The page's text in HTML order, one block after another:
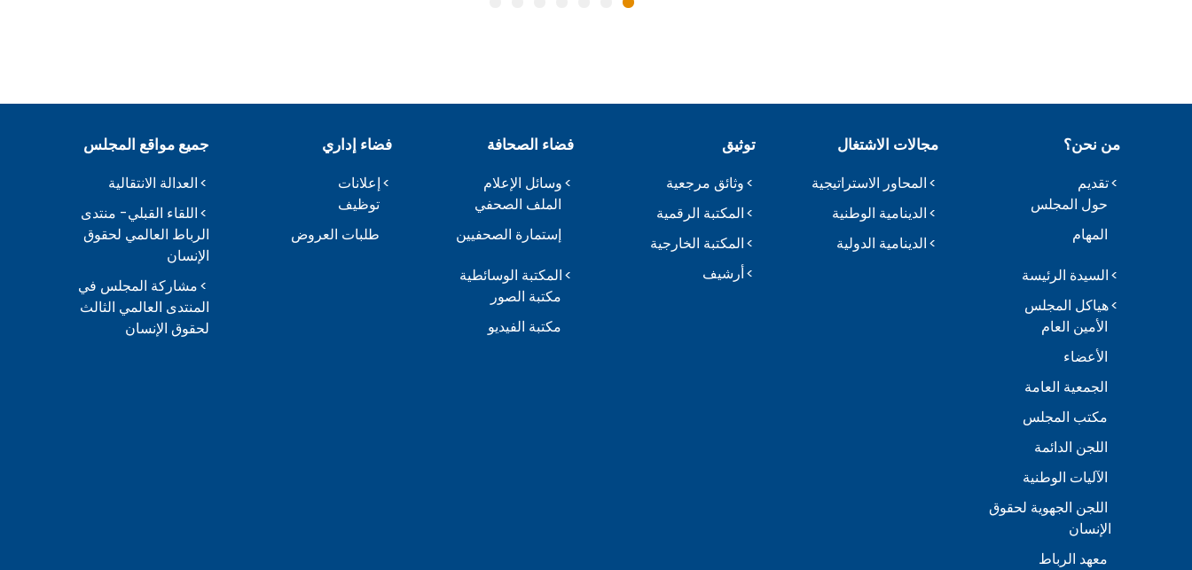
من نحن؟
تقديم
حول المجلس
المهام
السيدة الرئيسة
هياكل المجلس
الأمين العام
الأعضاء
الجمعية العامة
مكتب المجلس
اللجن الدائمة
الآليات الوطنية
اللجن الجهوية لحقوق
الإنسان
معهد الرباط
مجالات الاشتغال
المحاور الاستراتيجية
الدينامية الوطنية
الدينامية الدولية
توثيق
وثائق مرجعية
المكتبة الرقمية
المكتبة الخارجية
أرشيف
فضاء الصحافة
وسائل الإعلام
الملف الصحفي
إستمارة الصحفيين
المكتبة الوسائطية
مكتبة الصور
مكتبة الفيديو
فضاء إداري
إعلانات
توظيف
طلبات العروض
جميع مواقع المجلس
العدالة الانتقالية
اللقاء القبلي- منتدى
الرباط العالمي لحقوق
الإنسان
مشاركة المجلس في
المنتدى العالمي الثالث
لحقوق الإنسان